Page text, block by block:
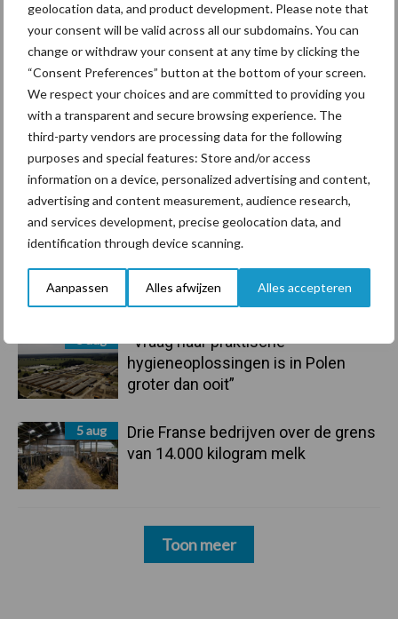
geolocation data, and product development. Please note that
your consent will be valid across all our subdomains. You can
change or withdraw your consent at any time by clicking the
“Consent Preferences” button at the bottom of your screen.
We respect your choices and are committed to providing you
with a transparent and secure browsing experience. The
third-party vendors are processing data for the following
purposes and special features: Store and/or access
information on a device, personalized advertising and content,
advertising and content measurement, audience research,
and services development, precise geolocation data, and
identification through device scanning.
Aanpassen Alles afwijzen Alles accepteren
Sidebar
Recent nieuws Partner nieuws
7 aug
De speenhuid: een vaak
onderschatte risicofactor voor
mastitis
6 aug
BoviMove zorgt voor eenvoudige,
sluitende en betrouwbare
traceerbaarheid van
rundveetransporten
“Vraag naar praktische
hygieneoplossingen is in Polen
groter dan ooit”
5 aug
Drie Franse bedrijven over de grens
van 14.000 kilogram melk
Toon meer